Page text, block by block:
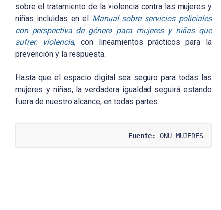
sobre el tratamiento de la violencia contra las mujeres y
niñas incluidas en el Manual sobre servicios policiales
con perspectiva de género para mujeres y niñas que
sufren violencia, con lineamientos prácticos para la
prevención y la respuesta.
Hasta que el espacio digital sea seguro para todas las
mujeres y niñas, la verdadera igualdad seguirá estando
fuera de nuestro alcance, en todas partes.
Fuente: ONU MUJERES